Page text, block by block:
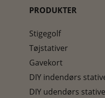
PRODUKTER
Stigegolf
Tøjstativer
Gavekort
DIY indendørs
DIY udendørs